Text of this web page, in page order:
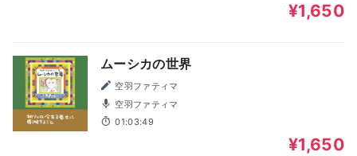
¥1,650
ムーシカの世界
空羽ファティマ
空羽ファティマ
01:03:49
¥1,650